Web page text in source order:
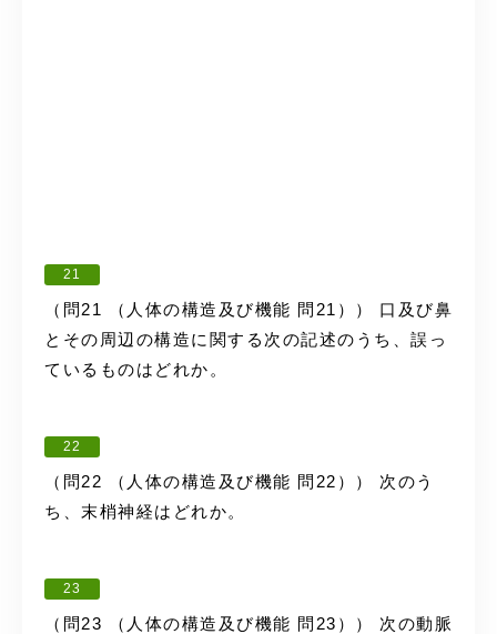
21
（問21 （人体の構造及び機能 問21）） 口及び鼻
とその周辺の構造に関する次の記述のうち、誤っ
ているものはどれか。
22
（問22 （人体の構造及び機能 問22）） 次のう
ち、末梢神経はどれか。
23
（問23 （人体の構造及び機能 問23）） 次の動脈